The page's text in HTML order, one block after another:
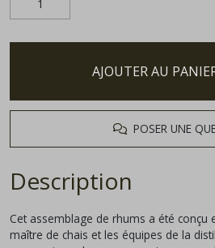
AJOUTER AU
POSER UNE
Description
Cet assemblage de rhums a été conçu
maître de chais et les équipes de la